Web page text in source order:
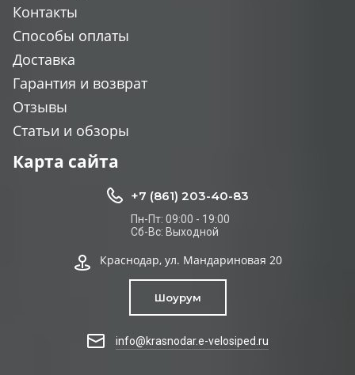
Контакты
Способы оплаты
Доставка
Гарантия и возврат
Отзывы
Статьи и обзоры
Карта сайта
+7 (861) 203-40-83
Пн-Пт: 09:00 - 19:00
Сб-Вс: Выходной
Краснодар, ул. Мандариновая 20
Шоурум
info@krasnodar.e-velosiped.ru